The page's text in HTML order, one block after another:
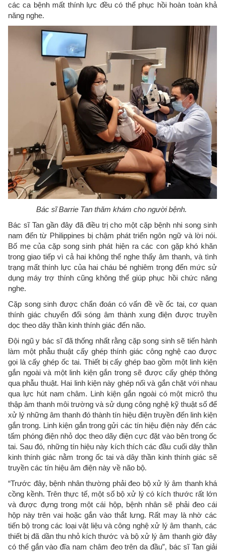
các ca bệnh mất thính lực đều có thể phục hồi hoàn toàn khả
năng nghe.
Bác sĩ Barrie Tan thăm khám cho người bệnh.
Bác sĩ Tan gần đây đã điều trị cho một cặp bệnh nhi song sinh
nam đến từ Philippines bị chậm phát triển ngôn ngữ và lời nói.
Bố mẹ của cặp song sinh phát hiện ra các con gặp khó khăn
trong giao tiếp vì cả hai không thể nghe thấy âm thanh, và tình
trạng mất thính lực của hai cháu bé nghiêm trọng đến mức sử
dụng máy trợ thính cũng không thể giúp phục hồi chức năng
nghe.
Cặp song sinh được chẩn đoán có vấn đề về ốc tai, cơ quan
thính giác chuyển đổi sóng âm thành xung điện được truyền
dọc theo dây thần kinh thính giác đến não.
Đội ngũ y bác sĩ đã thống nhất rằng cặp song sinh sẽ tiến hành
làm một phẫu thuật cấy ghép thính giác công nghệ cao được
gọi là cấy ghép ốc tai. Thiết bị cấy ghép bao gồm một linh kiện
gắn ngoài và một linh kiện gắn trong sẽ được cấy ghép thông
qua phẫu thuật. Hai linh kiện này ghép nối và gắn chặt với nhau
qua lực hút nam châm. Linh kiện gắn ngoài có một micrô thu
thập âm thanh môi trường và sử dụng công nghệ kỹ thuật số để
xử lý những âm thanh đó thành tín hiệu điện truyền đến linh kiện
gắn trong. Linh kiện gắn trong gửi các tín hiệu điện này đến các
tấm phóng điện nhỏ dọc theo dãy điện cực đặt vào bên trong ốc
tai. Sau đó, những tín hiệu này kích thích các đầu cuối dây thần
kinh thính giác nằm trong ốc tai và dây thần kinh thính giác sẽ
truyền các tín hiệu âm điện này về não bộ.
“Trước đây, bệnh nhân thường phải đeo bộ xử lý âm thanh khá
cồng kềnh. Trên thực tế, một số bộ xử lý có kích thước rất lớn
và được đựng trong một cái hộp, bệnh nhân sẽ phải đeo cái
hộp này trên vai hoặc gắn vào thắt lưng. Rất may là nhờ các
tiến bộ trong các loại vật liệu và công nghệ xử lý âm thanh, các
thiết bị đã dần thu nhỏ kích thước và bộ xử lý âm thanh giờ đây
có thể gắn vào đĩa nam châm đeo trên da đầu”, bác sĩ Tan giải